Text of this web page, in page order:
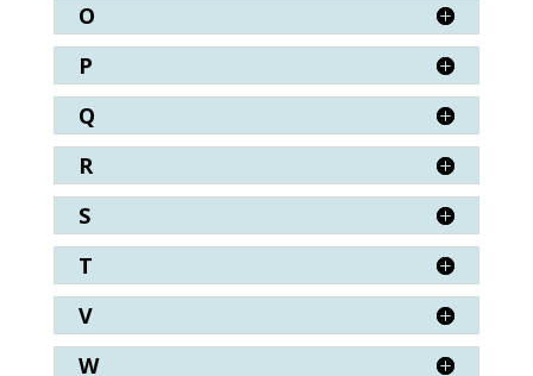
O
P
Q
R
S
T
V
W